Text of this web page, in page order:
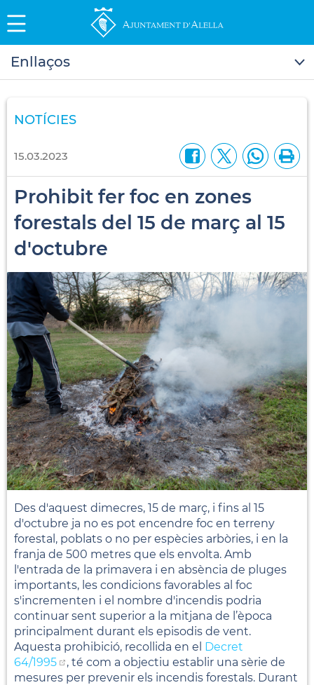
Enllaços
NOTÍCIES
15.03.2023
Prohibit fer foc en zones
forestals del 15 de març al 15
d'octubre
Des d'aquest dimecres, 15 de març, i fins al 15
d'octubre ja no es pot encendre foc en terreny
forestal, poblats o no per espècies arbòries, i en la
franja de 500 metres que els envolta. Amb
l'entrada de la primavera i en absència de pluges
importants, les condicions favorables al foc
s'incrementen i el nombre d'incendis podria
continuar sent superior a la mitjana de l’època
principalment durant els episodis de vent.
Aquesta prohibició, recollida en el Decret
64/1995
, té com a objectiu establir una sèrie de
mesures per prevenir els incendis forestals. Durant